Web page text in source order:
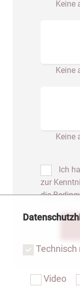
Keine
Keine
Keine
Ich
zur
die
Technisch
Video